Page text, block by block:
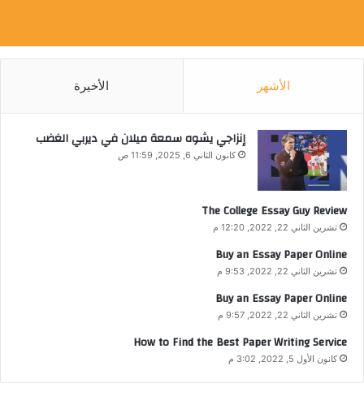
الأشهر الأخيرة
إنزاجي يشوه سمعة ميلان في ديربي الغضب
كانون الثاني 6, 2025, 11:59 ص
The College Essay Guy Review
تشرين الثاني 22, 2022, 12:20 م
Buy an Essay Paper Online
تشرين الثاني 22, 2022, 9:53 م
Buy an Essay Paper Online
تشرين الثاني 22, 2022, 9:57 م
How to Find the Best Paper Writing Service
كانون الأول 5, 2022, 3:02 م